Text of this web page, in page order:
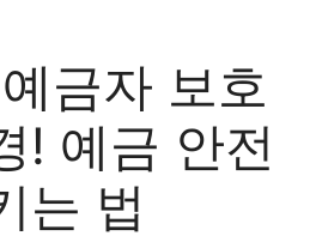
금자 보호
! 예금 안전
는 법